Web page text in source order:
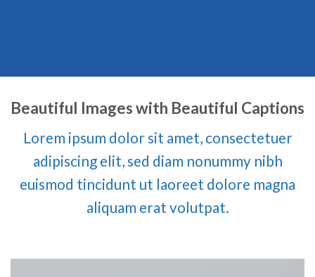
Beautiful Images with Beautiful Captions
Lorem ipsum dolor sit amet, consectetuer
adipiscing elit, sed diam nonummy nibh
euismod tincidunt ut laoreet dolore magna
aliquam erat volutpat.